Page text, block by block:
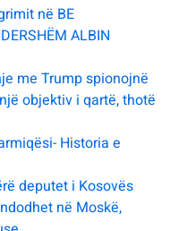
në BE
ALBIN
me Trump spionojnë
objektiv i qartë, thotë
Historia e
deputet i Kosovës
në Moskë,